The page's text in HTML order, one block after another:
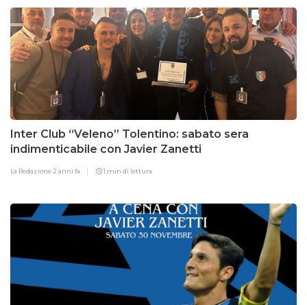
Inter Club “Veleno” Tolentino: sabato sera
indimenticabile con Javier Zanetti
La Redazione 2 anni fa 1 min di lettura